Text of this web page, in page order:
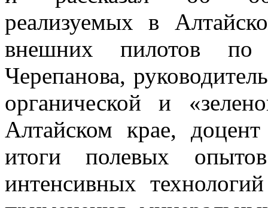
реализуемых в
внешних пилотов
Черепанова,
органической и
Алтайском крае,
итоги полевых
интенсивных